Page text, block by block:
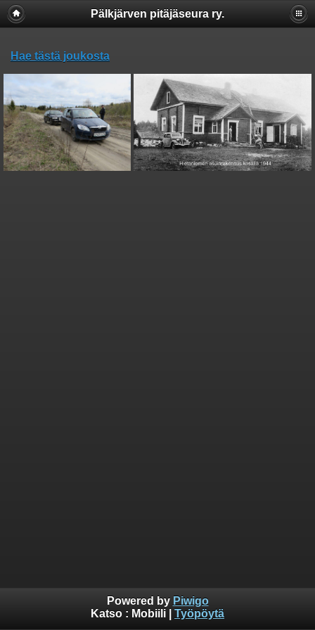
Pälkjärven pitäjäseura ry.
Hae tästä joukosta
Powered by Piwigo
Katso : Mobiili Työpöytä